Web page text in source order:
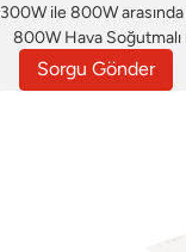
300W ile 800W
800W Hava
modeller de dahil
tezgahları ve
Sorgu Gönder